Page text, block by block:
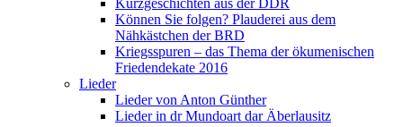
Können Sie folgen? Plauderei aus dem
Nähkästchen der BRD
Kriegsspuren – das Thema der ökumenischen
Friedendekate 2016
Lieder
Lieder von Anton Günther
Lieder in dr Mundoart dar Äberlausitz